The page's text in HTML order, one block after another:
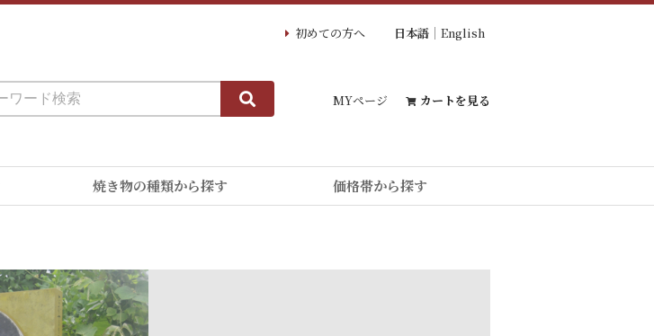
初めての方へ 日本語 English
MYページ カートを見る
焼き物の種類から探す 価格帯から探す